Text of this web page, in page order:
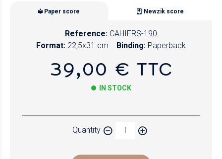
Paper score Newzik score
Reference: CAHIERS-190
Format: 22,5x31 cm Binding: Paperback
39,00 € TTC
IN STOCK
Quantity